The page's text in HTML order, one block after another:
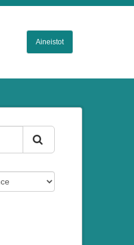
Aineistot